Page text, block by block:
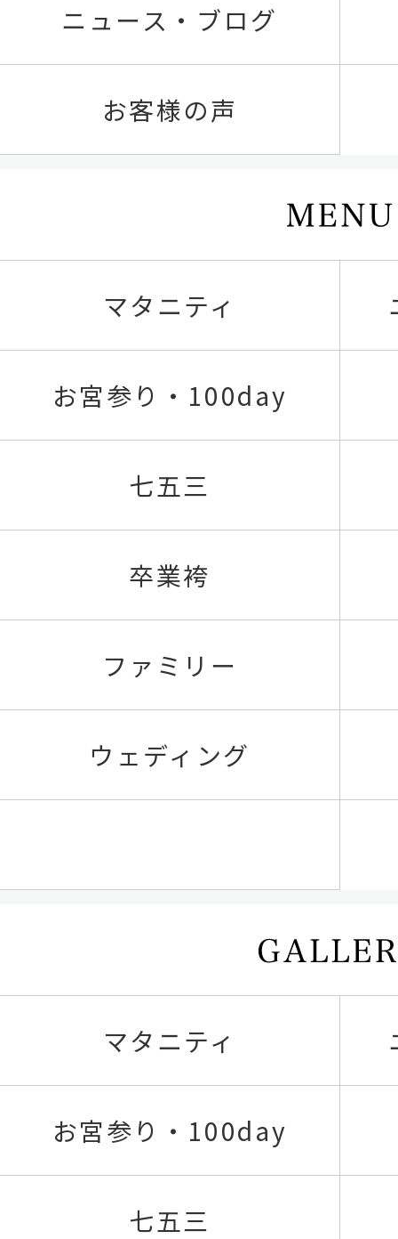
ニュース・ブログ
お客様の声
マタニティ
お宮参り・100day
七五三
卒業袴
ファミリー
ウェディング
マタニティ
お宮参り・100day
七五三